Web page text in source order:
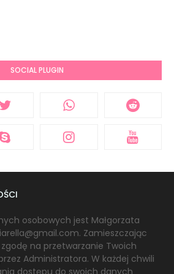
SOCIAL PLUGIN
osobowych jest Małgorzata
Zamieszczając
na przetwarzanie Twoich
Administratora. W każdej chwili